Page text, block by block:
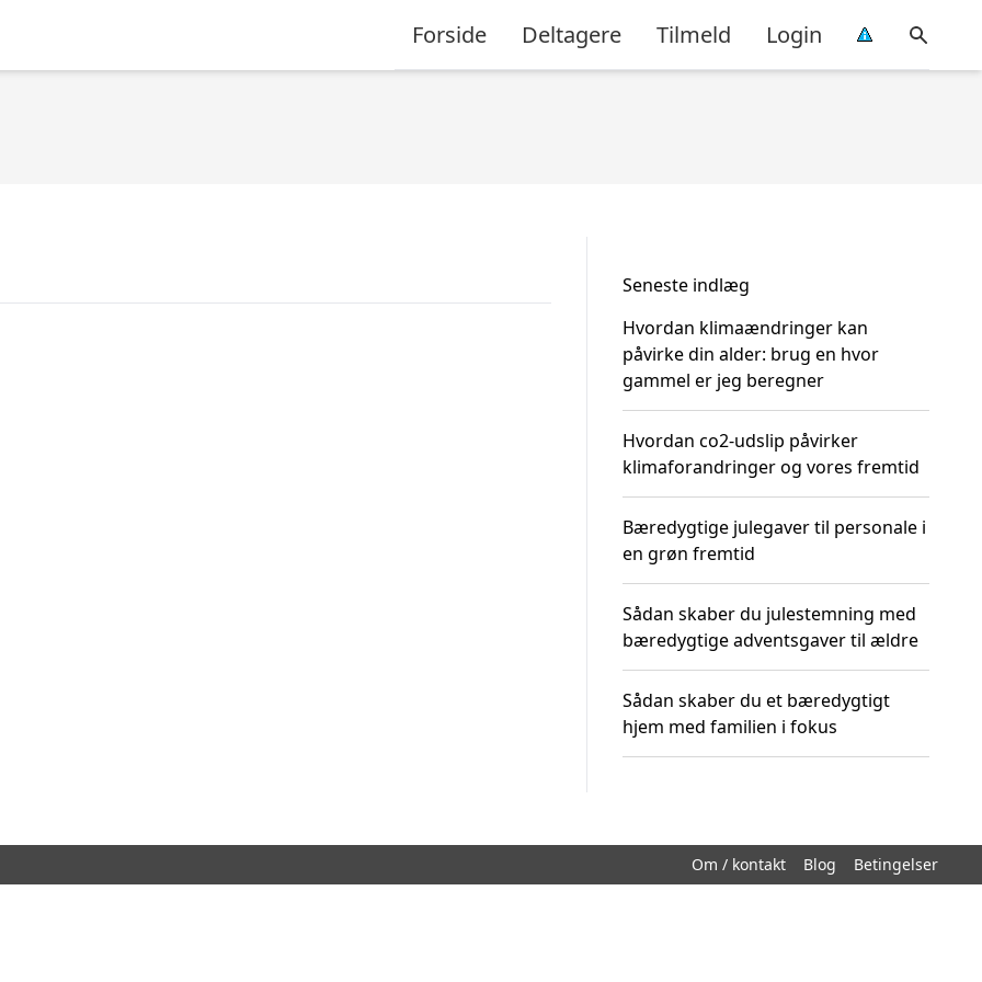
Forside Deltagere Tilmeld Login
Seneste indlæg
Hvordan klimaændringer kan
påvirke din alder: brug en hvor
gammel er jeg beregner
Hvordan co2-udslip påvirker
klimaforandringer og vores fremtid
Bæredygtige julegaver til personale i
en grøn fremtid
Sådan skaber du julestemning med
bæredygtige adventsgaver til ældre
Sådan skaber du et bæredygtigt
hjem med familien i fokus
Om / kontakt Blog Betingelser